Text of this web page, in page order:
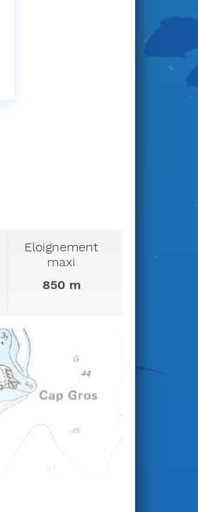
Eloignement
maxi
850 m